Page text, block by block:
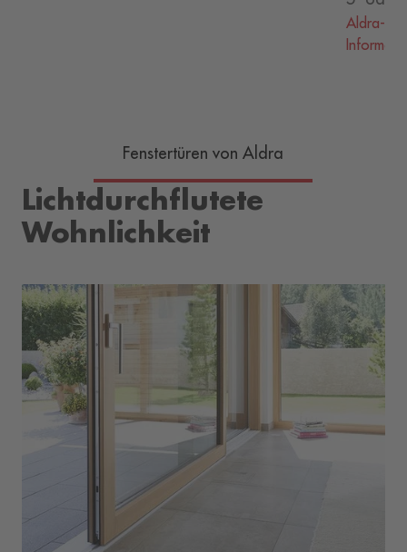
Aldra-
Fenstertüren von Aldra
Lichtdurchflutete
Wohnlichkeit